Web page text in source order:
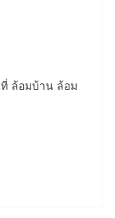
ล้อมบ้าน ล้อม